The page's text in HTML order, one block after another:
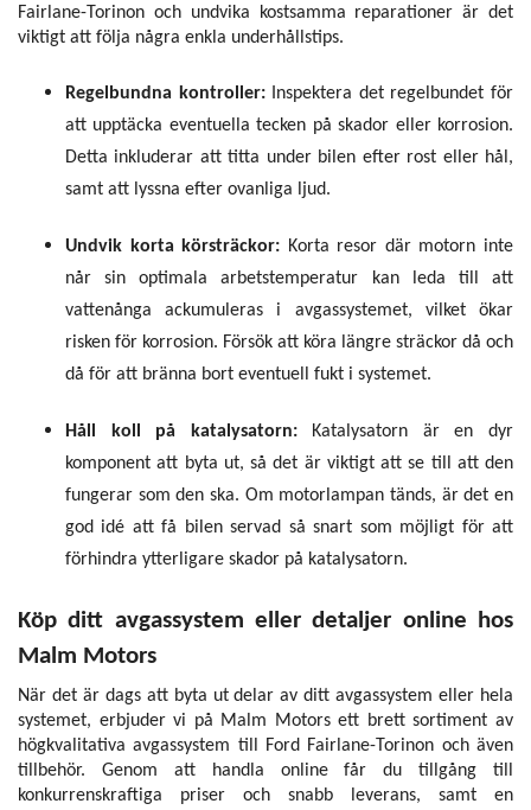
Fairlane-Torinon och undvika kostsamma reparationer är det
viktigt att följa några enkla underhållstips.
Regelbundna kontroller:
Inspektera det regelbundet för
att upptäcka eventuella tecken på skador eller korrosion.
Detta inkluderar att titta under bilen efter rost eller hål,
samt att lyssna efter ovanliga ljud.
Undvik korta körsträckor: Korta resor där motorn inte
når sin optimala arbetstemperatur kan leda till att
vattenånga ackumuleras i avgassystemet, vilket ökar
risken för korrosion. Försök att köra längre sträckor då och
då för att bränna bort eventuell fukt i systemet.
Håll koll på katalysatorn: Katalysatorn är en dyr
komponent att byta ut, så det är viktigt att se till att den
fungerar som den ska. Om motorlampan tänds, är det en
god idé att få bilen servad så snart som möjligt för att
förhindra ytterligare skador på katalysatorn.
Köp ditt avgassystem eller detaljer online hos
Malm Motors
När det är dags att byta ut delar av ditt avgassystem eller hela
systemet, erbjuder vi på Malm Motors ett brett sortiment av
högkvalitativa avgassystem till Ford Fairlane-Torinon och även
tillbehör. Genom att handla online får du tillgång till
konkurrenskraftiga priser och snabb leverans, samt en